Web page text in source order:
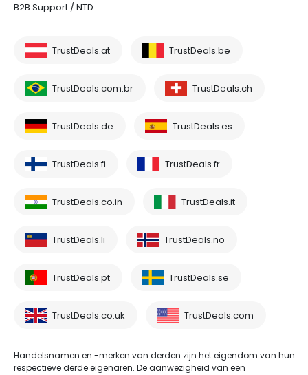
B2B Support / NTD
TrustDeals.at TrustDeals.be
TrustDeals.com.br TrustDeals.ch
TrustDeals.de TrustDeals.es
TrustDeals.fi TrustDeals.fr
TrustDeals.co.in TrustDeals.it
TrustDeals.li TrustDeals.no
TrustDeals.pt TrustDeals.se
TrustDeals.co.uk TrustDeals.com
Handelsnamen en -merken van derden zijn het eigendom van hun
respectieve derde eigenaren. De aanwezigheid van een